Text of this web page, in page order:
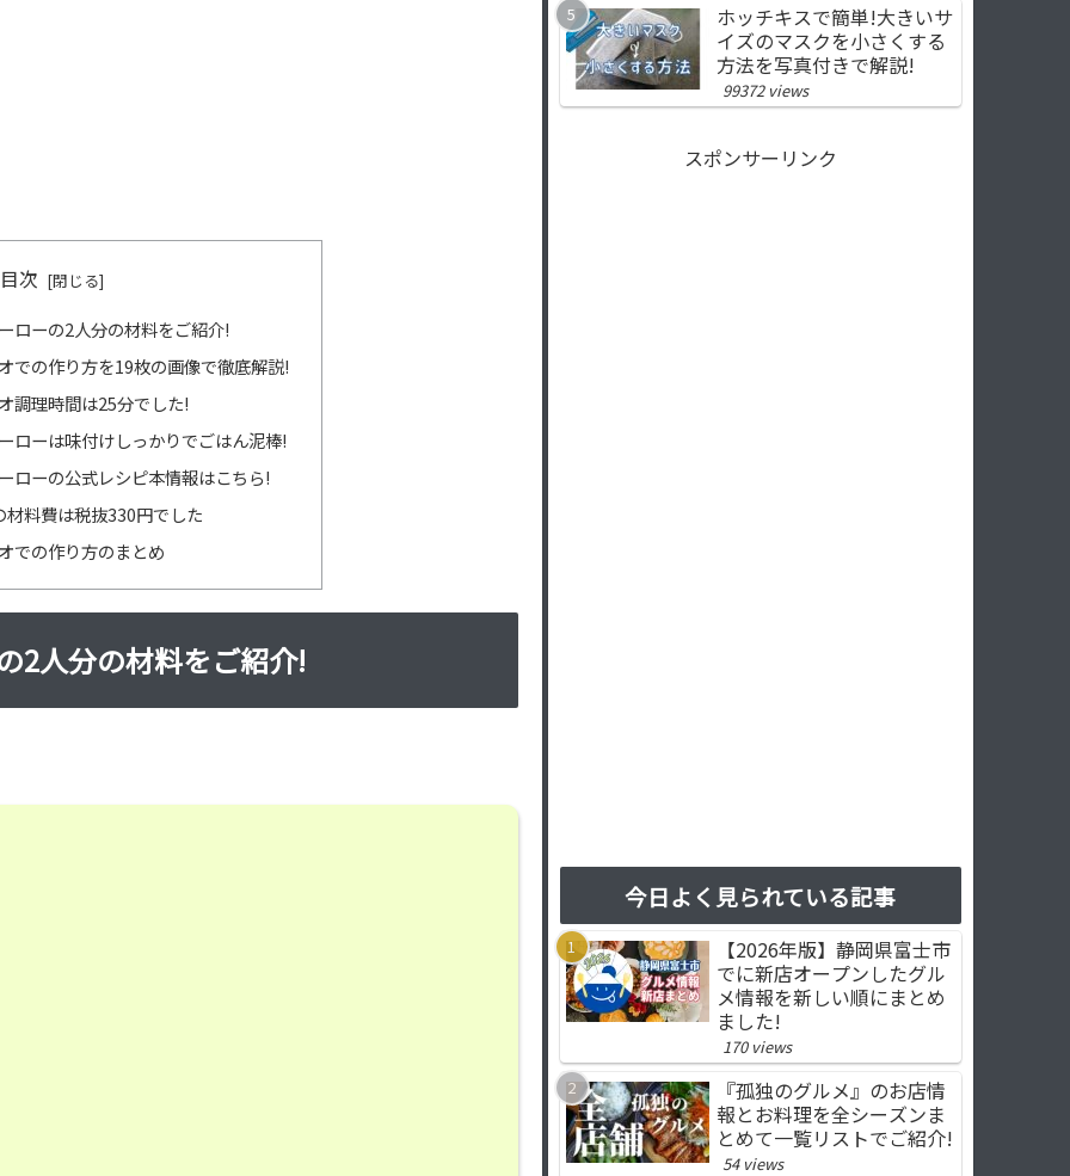
目次
ローの2人分の材料をご紹介!
での作り方を19枚の画像で徹底解説!
調理時間は25分でした!
ローは味付けしっかりでごはん泥棒!
ローの公式レシピ本情報はこちら!
料費は税抜330円でした
での作り方のまとめ
2人分の材料をご紹介!
ホッチキスで簡単!大きいサ
イズのマスクを小さくする
方法を写真付きで解説!
99372 views
スポンサーリンク
今日よく見られている記事
【2026年版】静岡県富士市
でに新店オープンしたグル
メ情報を新しい順にまとめ
ました!
170 views
『孤独のグルメ』のお店情
報とお料理を全シーズンま
とめて一覧リストでご紹介!
54 views